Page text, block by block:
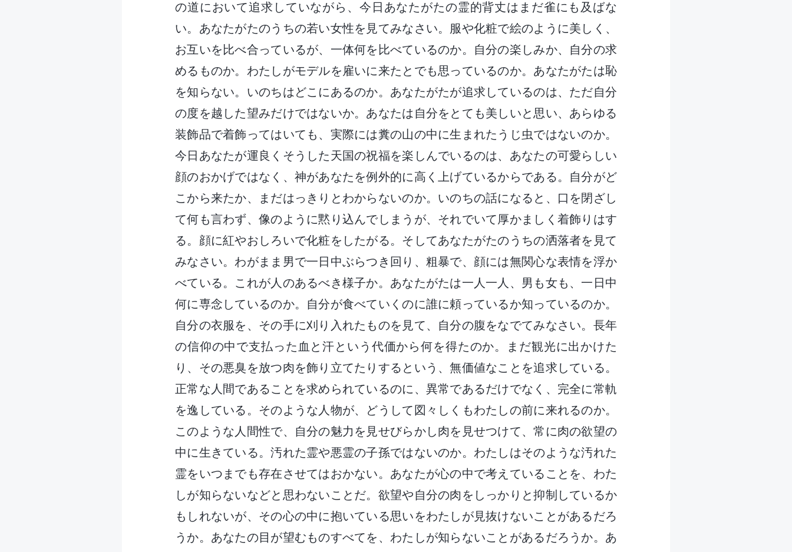
の道において追求していながら、今日あなたがたの霊的背丈はまだ雀にも及ばな
い。あなたがたのうちの若い女性を見てみなさい。服や化粧で絵のように美しく、
お互いを比べ合っているが、一体何を比べているのか。自分の楽しみか、自分の求
めるものか。わたしがモデルを雇いに来たとでも思っているのか。あなたがたは恥
を知らない。いのちはどこにあるのか。あなたがたが追求しているのは、ただ自分
の度を越した望みだけではないか。あなたは自分をとても美しいと思い、あらゆる
装飾品で着飾ってはいても、実際には糞の山の中に生まれたうじ虫ではないのか。
今日あなたが運良くそうした天国の祝福を楽しんでいるのは、あなたの可愛らしい
顔のおかげではなく、神があなたを例外的に高く上げているからである。自分がど
こから来たか、まだはっきりとわからないのか。いのちの話になると、口を閉ざし
て何も言わず、像のように黙り込んでしまうが、それでいて厚かましく着飾りはす
る。顔に紅やおしろいで化粧をしたがる。そしてあなたがたのうちの洒落者を見て
みなさい。わがまま男で一日中ぶらつき回り、粗暴で、顔には無関心な表情を浮か
べている。これが人のあるべき様子か。あなたがたは一人一人、男も女も、一日中
何に専念しているのか。自分が食べていくのに誰に頼っているか知っているのか。
自分の衣服を、その手に刈り入れたものを見て、自分の腹をなでてみなさい。長年
の信仰の中で支払った血と汗という代価から何を得たのか。まだ観光に出かけた
り、その悪臭を放つ肉を飾り立てたりするという、無価値なことを追求している。
正常な人間であることを求められているのに、異常であるだけでなく、完全に常軌
を逸している。そのような人物が、どうして図々しくもわたしの前に来れるのか。
このような人間性で、自分の魅力を見せびらかし肉を見せつけて、常に肉の欲望の
中に生きている。汚れた霊や悪霊の子孫ではないのか。わたしはそのような汚れた
霊をいつまでも存在させてはおかない。あなたが心の中で考えていることを、わた
しが知らないなどと思わないことだ。欲望や自分の肉をしっかりと抑制しているか
もしれないが、その心の中に抱いている思いをわたしが見抜けないことがあるだろ
うか。あなたの目が望むものすべてを、わたしが知らないことがあるだろうか。あ